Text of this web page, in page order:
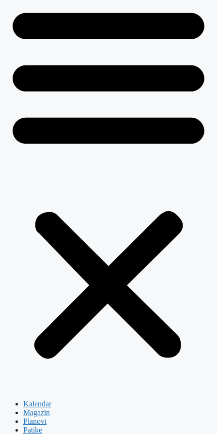
Kalendar
Magazin
Planovi
Patike